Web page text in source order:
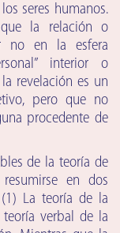
seres humanos.
la relación o
no en la esfera
interior o
la revelación es un
pero que no
procedente de
de la teoría de
en dos
La teoría de la
verbal de la